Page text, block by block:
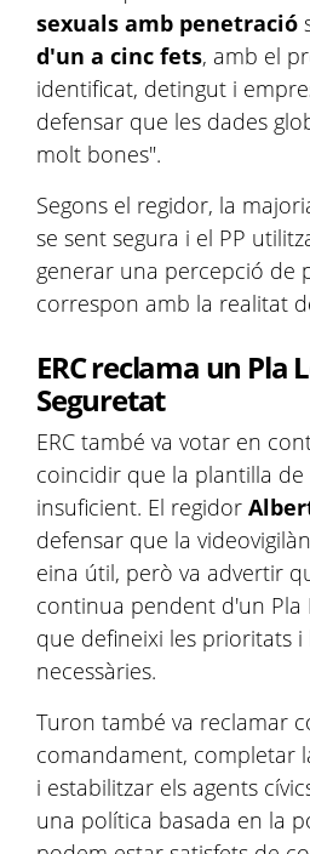
sexuals amb penetració
d'un a cinc fets, amb el
identificat, detingut i
defensar que les dades
molt bones".
Segons el regidor, la
se sent segura i el PP
generar una percepció de
correspon amb la realitat
ERC reclama un Pla
Seguretat
ERC també va votar en
coincidir que la plantilla de
insuficient. El regidor
defensar que la
eina útil, però va advertir
continua pendent d'un Pla
que defineixi les prioritats i
necessàries.
Turon també va reclamar
comandament, completar
i estabilitzar els agents
una política basada en la